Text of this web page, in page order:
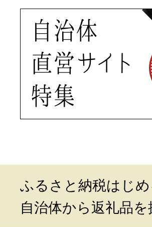
ふるさと納税はじ
自治体から返礼品を